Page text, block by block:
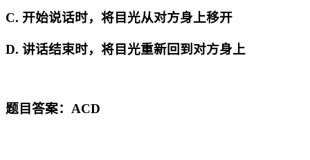
C. 开始说话时，将目光从对方身上移开
D. 讲话结束时，将目光重新回到对方身上
题目答案：ACD